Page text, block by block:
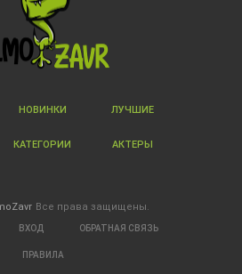
НОВИНКИ ЛУЧШИЕ
КАТЕГОРИИ АКТЕРЫ
Все права защищены.
ВХОД ОБРАТНАЯ СВЯЗЬ
ПРАВИЛА